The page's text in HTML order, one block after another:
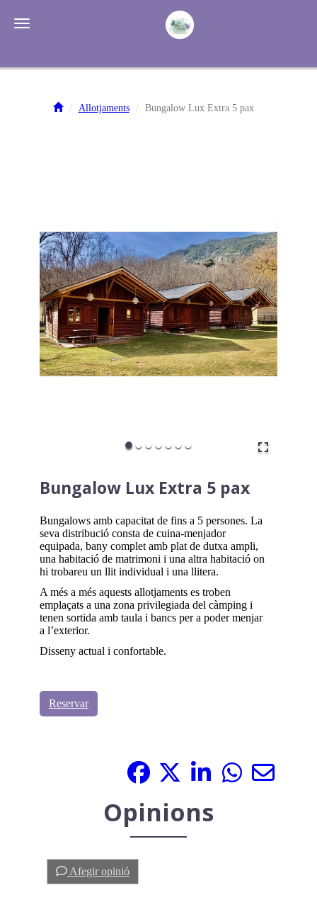
Toggle navigation
Allotjaments Bungalow Lux Extra 5 pax
Bungalow Lux Extra 5 pax
Bungalows amb capacitat de fins a 5 persones. La
seva distribució consta de cuina-menjador
equipada, bany complet amb plat de dutxa ampli,
una habitació de matrimoni i una altra habitació on
hi trobareu un llit individual i una llitera.
A més a més aquests allotjaments es troben
emplaçats a una zona privilegiada del càmping i
tenen sortida amb taula i bancs per a poder menjar
a l’exterior.
Disseny actual i confortable.
Reservar
Opinions
Afegir opinió